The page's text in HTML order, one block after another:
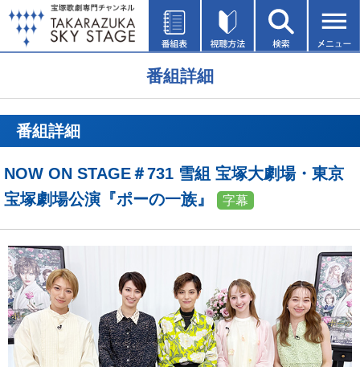
番組詳細
番組詳細
NOW ON STAGE＃731 雪組 宝塚大劇場・東京
宝塚劇場公演『ポーの一族』
字幕